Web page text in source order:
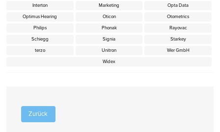
Zurück
Interton
Marketing
Opta Data
Optimus Hearing
Oticon
Otometrics
Philips
Phonak
Rayovac
Schiegg
Signia
Starkey
terzo
Unitron
Wer GmbH
Widex